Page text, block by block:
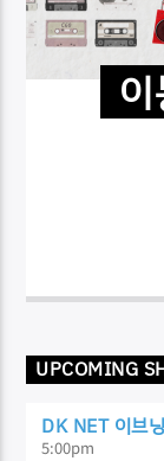
UPCOMING
DK NET 이브
5:00pm